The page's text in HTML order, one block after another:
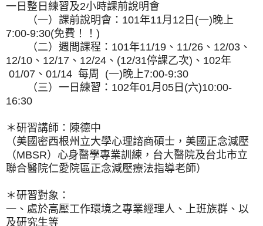
一日整日練習及2小時課前說明會
（一）課前說明會：101年11月12日(一)晚上
7:00-9:30(免費！！)
（二）週間課程：101年11/19、11/26、12/03、
12/10、12/17、12/24、(12/31停課乙次)、102年
01/07、01/14 每周 (一)晚上7:00-9:30
（三）一日練習：102年01月05日(六)10:00-
16:30
＊研習講師：陳德中
（美國密西根州立大學心理諮商碩士，美國正念減壓
（MBSR）心身醫學專業訓練，台大醫院及台北市立
聯合醫院仁愛院區正念減壓療法指導老師）
＊研習對象：
一、處於高壓工作環境之專業經理人、上班族群、以
及研究生等